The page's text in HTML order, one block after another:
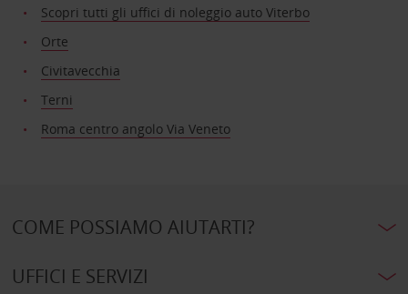
Scopri tutti gli uffici di noleggio auto Viterbo
Orte
Civitavecchia
Terni
Roma centro angolo Via Veneto
COME POSSIAMO AIUTARTI?
UFFICI E SERVIZI